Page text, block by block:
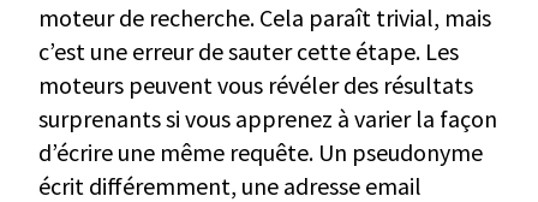
moteur de recherche. Cela paraît trivial, mais
c’est une erreur de sauter cette étape. Les
moteurs peuvent vous révéler des résultats
surprenants si vous apprenez à varier la façon
d’écrire une même requête. Un pseudonyme
écrit différemment, une adresse email